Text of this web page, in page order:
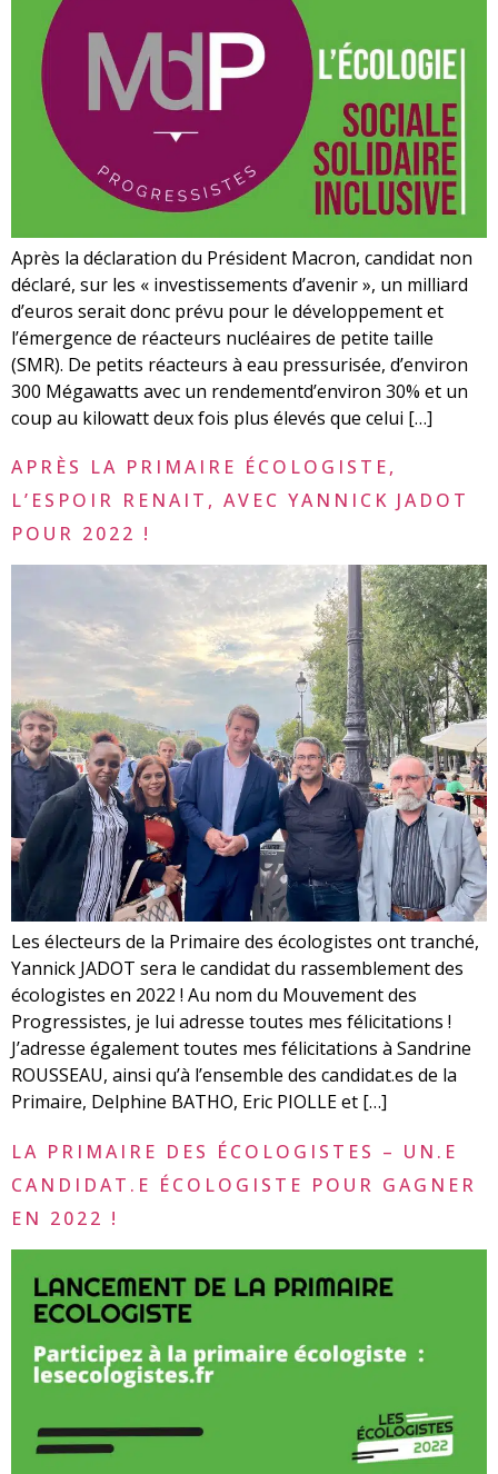
Après la déclaration du Président Macron, candidat non
déclaré, sur les « investissements d’avenir », un milliard
d’euros serait donc prévu pour le développement et
l’émergence de réacteurs nucléaires de petite taille
(SMR). De petits réacteurs à eau pressurisée, d’environ
300 Mégawatts avec un rendementd’environ 30% et un
coup au kilowatt deux fois plus élevés que celui […]
APRÈS LA PRIMAIRE ÉCOLOGISTE,
L’ESPOIR RENAIT, AVEC YANNICK JADOT
POUR 2022 !
Les électeurs de la Primaire des écologistes ont tranché,
Yannick JADOT sera le candidat du rassemblement des
écologistes en 2022 ! Au nom du Mouvement des
Progressistes, je lui adresse toutes mes félicitations !
J’adresse également toutes mes félicitations à Sandrine
ROUSSEAU, ainsi qu’à l’ensemble des candidat.es de la
Primaire, Delphine BATHO, Eric PIOLLE et […]
LA PRIMAIRE DES ÉCOLOGISTES – UN.E
CANDIDAT.E ÉCOLOGISTE POUR GAGNER
EN 2022 !